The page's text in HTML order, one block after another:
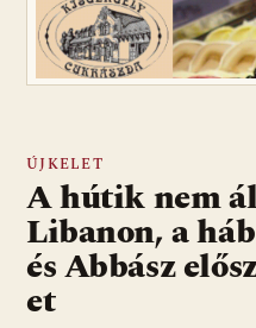
ÚJKELET
A hútik nem
Libanon, a
és Abbász
et